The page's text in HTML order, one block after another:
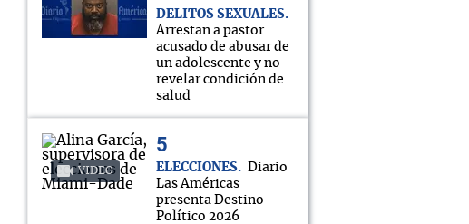
DELITOS SEXUALES
Arrestan a pastor
acusado de abusar de
un adolescente y no
revelar condición de
salud
VIDEO ELECCIONES
Diario
Las Américas
presenta Destino
Político 2026